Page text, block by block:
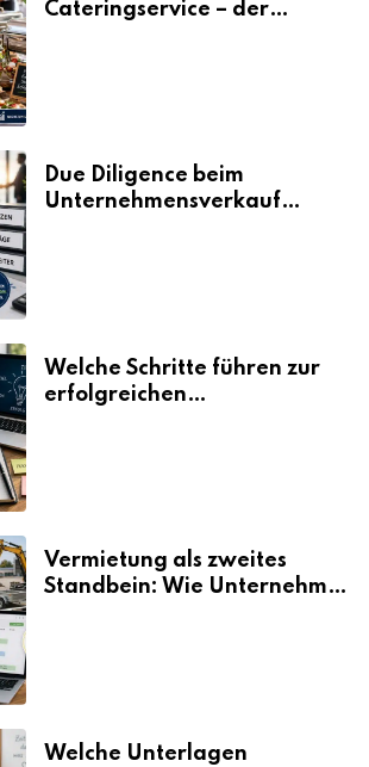
Cateringservice – der
Due Diligence beim
Unternehmensverkauf
Welche Schritte führen zur
erfolgreichen
Vermietung als zweites
Standbein: Wie Unternehmen
Welche Unterlagen